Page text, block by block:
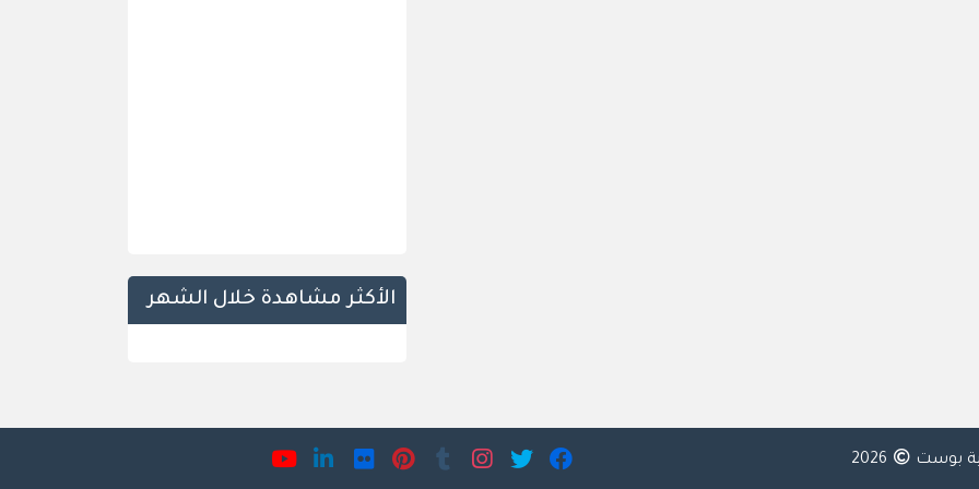
الأكثر مشاهدة خلال الشهر
بوست